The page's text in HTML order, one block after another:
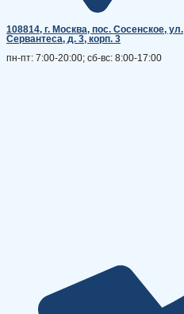
108814, г. Москва, поc. Сосенское, ул.
Сервантеса, д. 3, корп. 3
пн-пт: 7:00-20:00; сб-вс: 8:00-17:00